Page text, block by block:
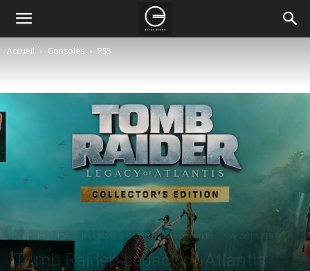
Accueil Consoles PS5
Collector Précommande
Tomb Raider: Legacy of Atlantis